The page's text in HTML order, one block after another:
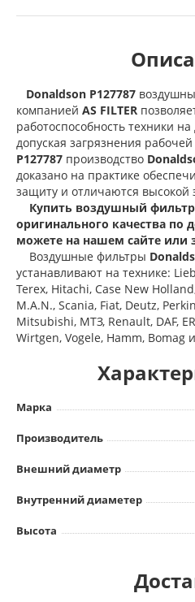
Donaldson P127787
компанией AS FILTER
работоспособность техники
допуская загрязнения
P127787 производство
доказано на практике
защиту и отличаются высокой
Купить воздушный фильтр
оригинального качества по
можете на нашем сайте или
Воздушные фильтры
устанавливают на технике:
Terex, Hitachi, Case New
M.A.N., Scania, Fiat, Deutz,
Mitsubishi, МТЗ, Renault, DAF,
Wirtgen, Vogele, Hamm, Bomag
Марка
Производитель
Внешний диаметр
Внутренний диаметер
Высота